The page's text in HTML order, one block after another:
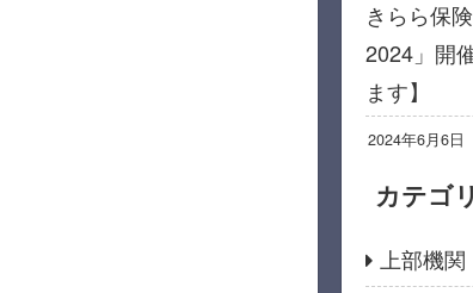
きらら保
2024」開
ます】
2024年6月6日
カテゴ
上部機関